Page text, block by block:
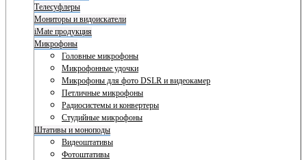
Телесуфлеры
Мониторы и видоискатели
iMate продукция
Микрофоны
Головные микрофоны
Микрофонные удочки
Микрофоны для фото DSLR и видеокамер
Петличные микрофоны
Радиосистемы и конвертеры
Студийные микрофоны
Штативы и моноподы
Видеоштативы
Фотоштативы